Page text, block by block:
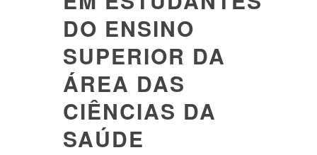
DO ENSINO
SUPERIOR DA
ÁREA DAS
CIÊNCIAS DA
SAÚDE